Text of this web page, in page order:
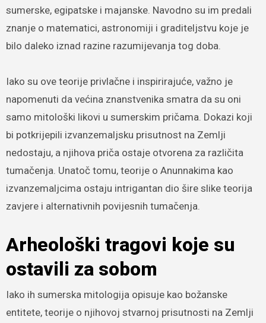
sumerske, egipatske i majanske. Navodno su im predali
znanje o matematici, astronomiji i graditeljstvu koje je
bilo daleko iznad razine razumijevanja tog doba.
Iako su ove teorije privlačne i inspirirajuće, važno je
napomenuti da većina znanstvenika smatra da su oni
samo mitološki likovi u sumerskim pričama. Dokazi koji
bi potkrijepili izvanzemaljsku prisutnost na Zemlji
nedostaju, a njihova priča ostaje otvorena za različita
tumačenja. Unatoč tomu, teorije o Anunnakima kao
izvanzemaljcima ostaju intrigantan dio šire slike teorija
zavjere i alternativnih povijesnih tumačenja.
Arheološki tragovi koje su
ostavili za sobom
Iako ih sumerska mitologija opisuje kao božanske
entitete, teorije o njihovoj stvarnoj prisutnosti na Zemlji